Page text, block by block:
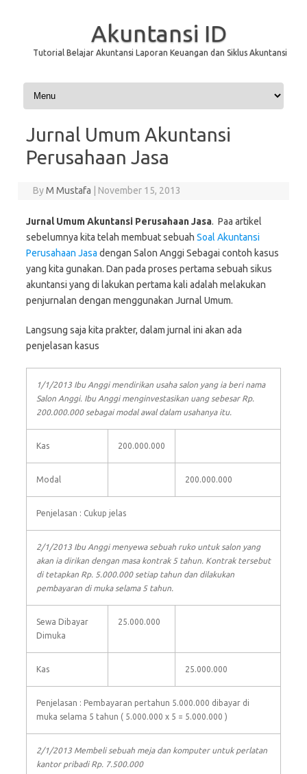
Akuntansi ID
Tutorial Belajar Akuntansi Laporan Keuangan dan Siklus Akuntansi
Skip to content
Jurnal Umum Akuntansi
Perusahaan Jasa
ByM Mustafa November 15, 2013
Jurnal Umum Akuntansi Perusahaan Jasa. Paa artikel
sebelumnya kita telah membuat sebuah Soal Akuntansi
Perusahaan Jasa dengan Salon Anggi Sebagai contoh kasus
yang kita gunakan. Dan pada proses pertama sebuah sikus
akuntansi yang di lakukan pertama kali adalah melakukan
penjurnalan dengan menggunakan Jurnal Umum.
Langsung saja kita prakter, dalam jurnal ini akan ada
penjelasan kasus
1/1/2013 Ibu Anggi mendirikan usaha salon yang ia beri nama
Salon Anggi. Ibu Anggi menginvestasikan uang sebesar Rp.
200.000.000 sebagai modal awal dalam usahanya itu.
Kas 200.000.000
Modal 200.000.000
Penjelasan : Cukup jelas
2/1/2013 Ibu Anggi menyewa sebuah ruko untuk salon yang
akan ia dirikan dengan masa kontrak 5 tahun. Kontrak tersebut
di tetapkan Rp. 5.000.000 setiap tahun dan dilakukan
pembayaran di muka selama 5 tahun.
Sewa Dibayar
Dimuka
25.000.000
Kas 25.000.000
Penjelasan : Pembayaran pertahun 5.000.000 dibayar di
muka selama 5 tahun ( 5.000.000 x 5 = 5.000.000 )
2/1/2013 Membeli sebuah meja dan komputer untuk perlatan
kantor pribadi Rp. 7.500.000